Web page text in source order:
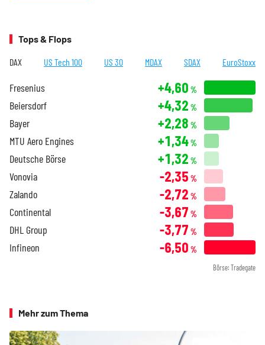
Tops & Flops
DAX US Tech 100 US 30 MDAX SDAX EuroStoxx
Fresenius +4,60 %
Beiersdorf +4,32 %
Bayer +2,28 %
MTU Aero Engines +1,34%
Deutsche Börse +1,32 %
Vonovia -2,35 %
Zalando -2,72 %
Continental -3,67 %
DHL Group -3,77 %
Infineon -6,50 %
Börse: Tradegate
Mehr zum Thema